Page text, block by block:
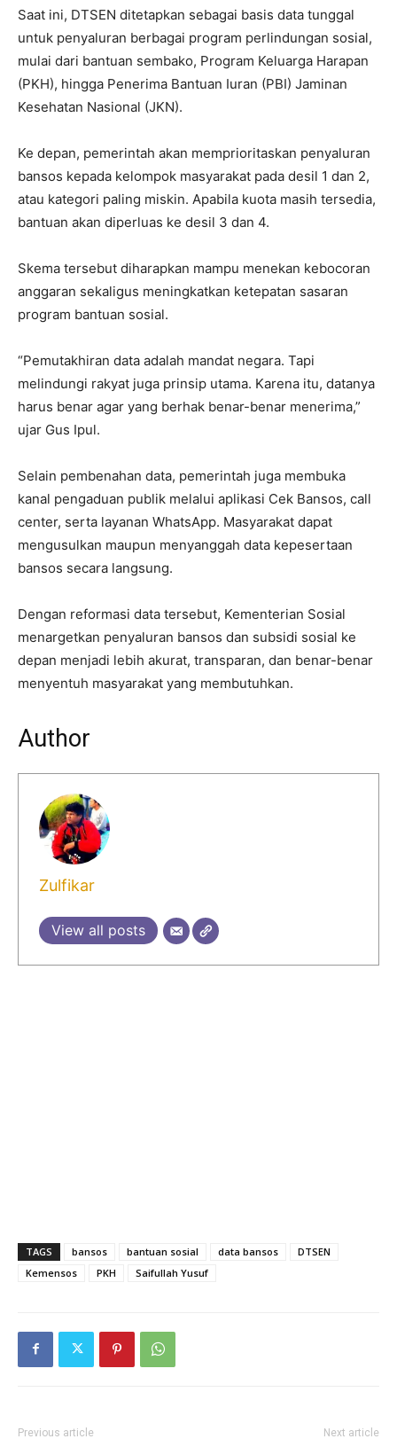
Saat ini, DTSEN ditetapkan sebagai basis data tunggal
untuk penyaluran berbagai program perlindungan sosial,
mulai dari bantuan sembako, Program Keluarga Harapan
(PKH), hingga Penerima Bantuan Iuran (PBI) Jaminan
Kesehatan Nasional (JKN).
Ke depan, pemerintah akan memprioritaskan penyaluran
bansos kepada kelompok masyarakat pada desil 1 dan 2,
atau kategori paling miskin. Apabila kuota masih tersedia,
bantuan akan diperluas ke desil 3 dan 4.
Skema tersebut diharapkan mampu menekan kebocoran
anggaran sekaligus meningkatkan ketepatan sasaran
program bantuan sosial.
“Pemutakhiran data adalah mandat negara. Tapi
melindungi rakyat juga prinsip utama. Karena itu, datanya
harus benar agar yang berhak benar-benar menerima,”
ujar Gus Ipul.
Selain pembenahan data, pemerintah juga membuka
kanal pengaduan publik melalui aplikasi Cek Bansos, call
center, serta layanan WhatsApp. Masyarakat dapat
mengusulkan maupun menyanggah data kepesertaan
bansos secara langsung.
Dengan reformasi data tersebut, Kementerian Sosial
menargetkan penyaluran bansos dan subsidi sosial ke
depan menjadi lebih akurat, transparan, dan benar-benar
menyentuh masyarakat yang membutuhkan.
Author
Zulfikar
View all posts
TAGS bansos bantuan sosial data bansos
DTSEN
Kemensos
PKH Saifullah Yusuf
Previous article Next article